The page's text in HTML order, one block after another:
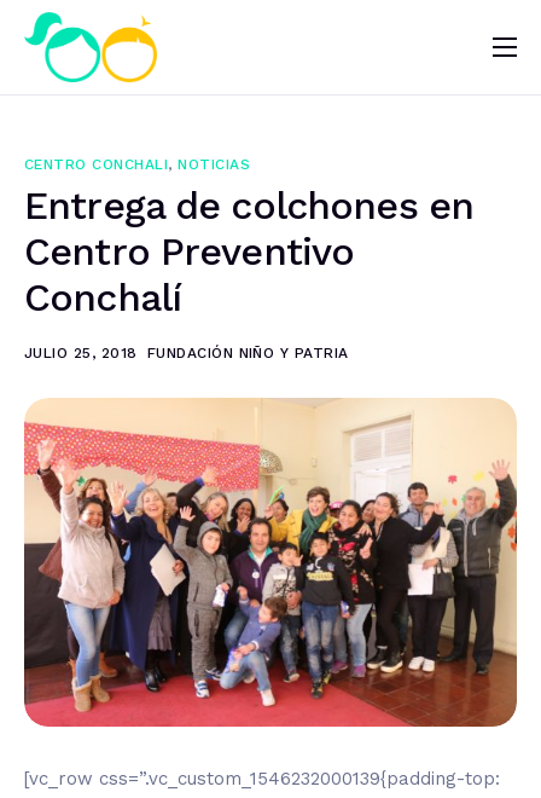
Nosotros
Noticias
¿Quieres ayudar?
CENTRO CONCHALI,NOTICIAS
Entrega de colchones en
Centro Preventivo
Conchalí
JULIO 25, 2018 FUNDACIÓN NIÑO Y PATRIA
[vc_row css=”.vc_custom_1546232000139{padding-top: